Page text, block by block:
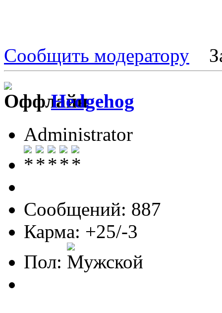
Сообщить модератору
Hedgehog
Administrator
Сообщений: 887
Карма: +25/-3
Пол: